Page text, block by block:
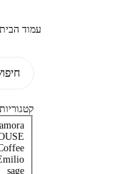
עמוד הבית
קטגוריות
sage